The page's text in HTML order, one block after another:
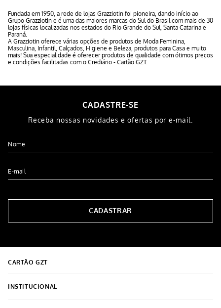
Fundada em 1950, a rede de lojas Grazziotin foi pioneira, dando início ao
Grupo Grazziotin e é uma das maiores marcas do Sul do Brasil com mais de 30
lojas físicas localizadas nos estados do Rio Grande do Sul, Santa Catarina e
Paraná.
A Grazziotin oferece várias opções de produtos de Moda Feminina,
Masculina, Infantil, Calçados, Higiene e Beleza, produtos para Casa e muito
mais! Sua especialidade é oferecer produtos de qualidade com ótimos preços
e condições facilitadas com o Crediário - Cartão GZT.
CADASTRE-SE
Receba nossas novidades e ofertas por e-mail.
CADASTRAR
CARTÃO GZT
INSTITUCIONAL